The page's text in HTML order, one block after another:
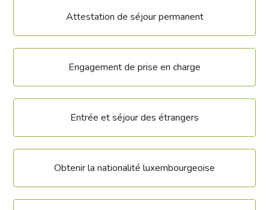
Attestation de séjour permanent
Engagement de prise en charge
Entrée et séjour des étrangers
Obtenir la nationalité luxembourgeoise